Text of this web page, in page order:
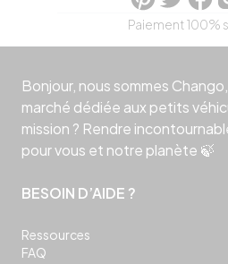
Paiement 100%
Bonjour, nous sommes
marché dédiée aux petits
mission ? Rendre
pour vous et notre planète 🍃
BESOIN D’AIDE ?
Ressources
FAQ